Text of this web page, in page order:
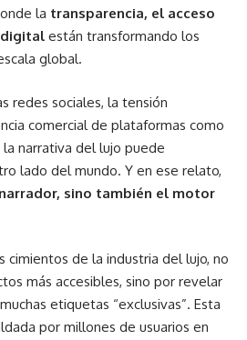
la transparencia, el acceso
están transformando los
global.
redes sociales, la tensión
comercial de plataformas como
narrativa del lujo puede
lado del mundo. Y en ese relato,
sino también el motor
cimientos de la industria del lujo, no
más accesibles, sino por revelar
etiquetas “exclusivas”. Esta
por millones de usuarios en